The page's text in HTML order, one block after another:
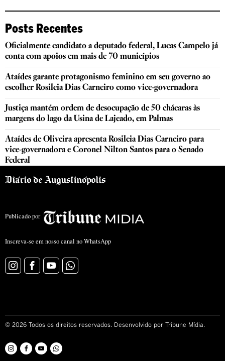
Posts Recentes
Oficialmente candidato a deputado federal, Lucas Campelo já
conta com apoios em mais de 70 municípios
Ataídes garante protagonismo feminino em seu governo ao
escolher Rosileia Dias Carneiro como vice-governadora
Justiça mantém ordem de desocupação de 50 chácaras às
margens do lago da Usina de Lajeado, em Palmas
Ataídes de Oliveira apresenta Rosileia Dias Carneiro para
vice-governadora e Coronel Nilton Santos para o Senado
Federal
Publicado por
Inscreva-se em nosso canal no WhatsApp
© 2026 Todos os direitos reservados. Desenvolvido por Tribune Mídia.